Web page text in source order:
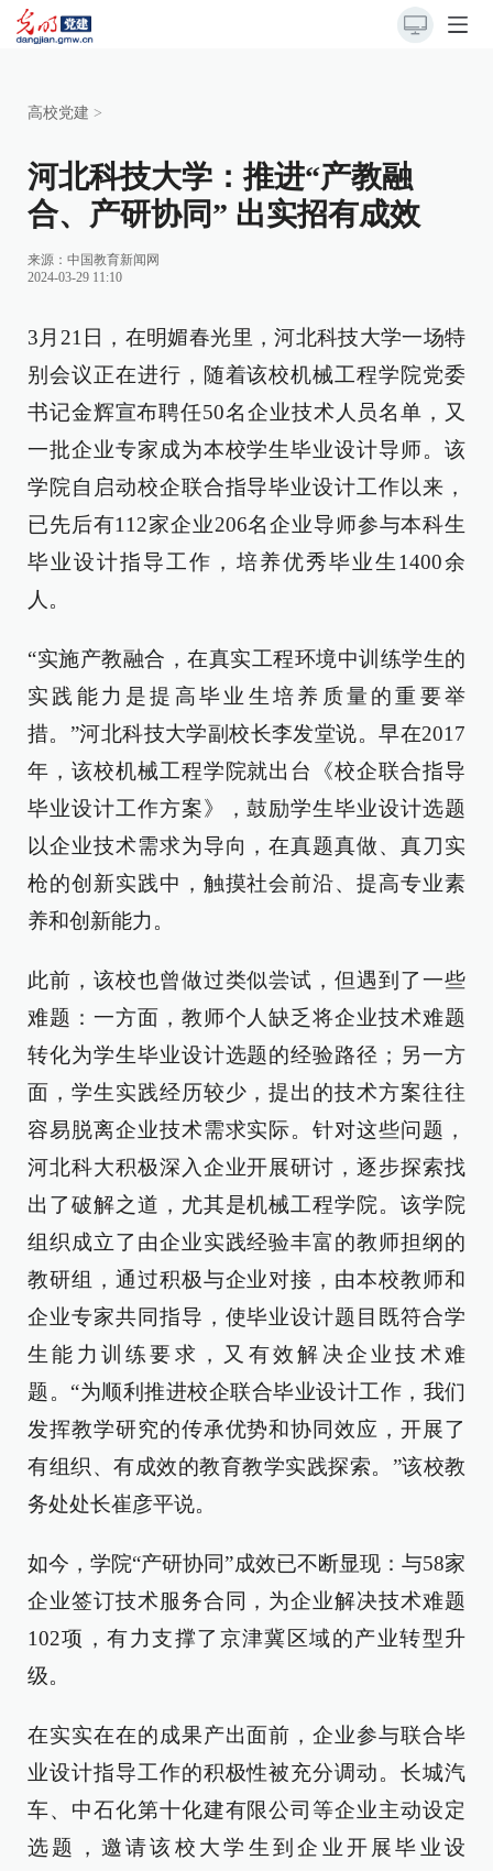
高校党建 >
河北科技大学：推进“产教融
合、产研协同” 出实招有成效
来源： 中国教育新闻网
2024-03-29 11:10
3月21日，在明媚春光里，河北科技大学一场特
别会议正在进行，随着该校机械工程学院党委
书记金辉宣布聘任50名企业技术人员名单，又
一批企业专家成为本校学生毕业设计导师。该
学院自启动校企联合指导毕业设计工作以来，
已先后有112家企业206名企业导师参与本科生
毕业设计指导工作，培养优秀毕业生1400余
人。
“实施产教融合，在真实工程环境中训练学生的
实践能力是提高毕业生培养质量的重要举
措。”河北科技大学副校长李发堂说。早在2017
年，该校机械工程学院就出台《校企联合指导
毕业设计工作方案》，鼓励学生毕业设计选题
以企业技术需求为导向，在真题真做、真刀实
枪的创新实践中，触摸社会前沿、提高专业素
养和创新能力。
此前，该校也曾做过类似尝试，但遇到了一些
难题：一方面，教师个人缺乏将企业技术难题
转化为学生毕业设计选题的经验路径；另一方
面，学生实践经历较少，提出的技术方案往往
容易脱离企业技术需求实际。针对这些问题，
河北科大积极深入企业开展研讨，逐步探索找
出了破解之道，尤其是机械工程学院。该学院
组织成立了由企业实践经验丰富的教师担纲的
教研组，通过积极与企业对接，由本校教师和
企业专家共同指导，使毕业设计题目既符合学
生能力训练要求，又有效解决企业技术难
题。“为顺利推进校企联合毕业设计工作，我们
发挥教学研究的传承优势和协同效应，开展了
有组织、有成效的教育教学实践探索。”该校教
务处处长崔彦平说。
如今，学院“产研协同”成效已不断显现：与58家
企业签订技术服务合同，为企业解决技术难题
102项，有力支撑了京津冀区域的产业转型升
级。
在实实在在的成果产出面前，企业参与联合毕
业设计指导工作的积极性被充分调动。长城汽
车、中石化第十化建有限公司等企业主动设定
选题，邀请该校大学生到企业开展毕业设